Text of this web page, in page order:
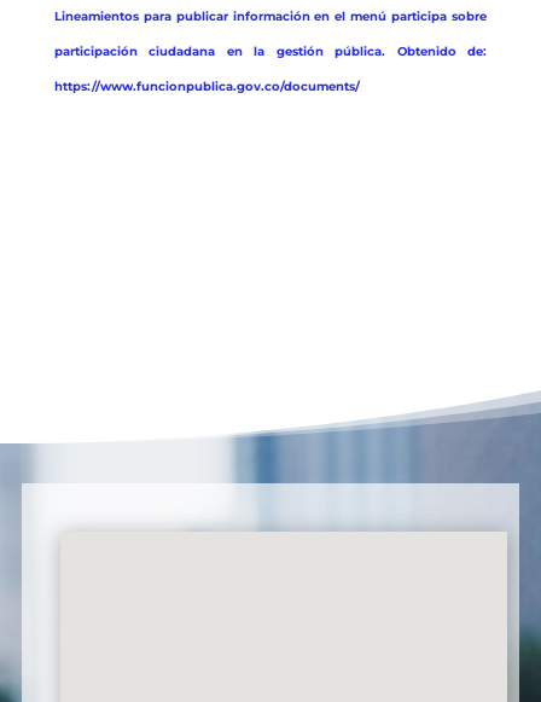
Lineamientos para publicar información en el menú participa sobre
participación ciudadana en la gestión pública. Obtenido de:
https://www.funcionpublica.gov.co/documents/